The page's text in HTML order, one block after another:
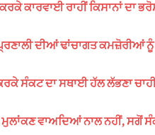
ਕਾਰਵਾਈ ਰਾਹੀਂ ਕਿਸਾਨਾਂ ਦਾ
ਦੀਆਂ ਢਾਂਚਾਗਤ ਕਮਜ਼ੋਰੀਆਂ ਨੂੰ
ਸੰਕਟ ਦਾ ਸਥਾਈ ਹੱਲ ਲੱਭਣਾ
ਮੁਲਾਂਕਣ ਵਾਅਦਿਆਂ ਨਾਲ ਨਹੀਂ, ਸਗੋਂ